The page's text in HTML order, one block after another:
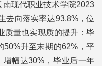
南现代职业技术学院2023
去向落实率达93.8%，位
质量也实现质的提升：毕
50%升至末期的62%，平
幅达30%，毕业后一年